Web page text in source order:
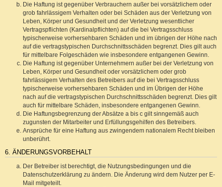
Die Haftung ist gegenüber Verbrauchern außer bei vorsätzlichem oder
grob fahrlässigem Verhalten oder bei Schäden aus der Verletzung von
Leben, Körper und Gesundheit und der Verletzung wesentlicher
Vertragspflichten (Kardinalpflichten) auf die bei Vertragsschluss
typischerweise vorhersehbaren Schäden und im übrigen der Höhe nach
auf die vertragstypischen Durchschnittsschäden begrenzt. Dies gilt auch
für mittelbare Folgeschäden wie insbesondere entgangenen Gewinn.
Die Haftung ist gegenüber Unternehmern außer bei der Verletzung von
Leben, Körper und Gesundheit oder vorsätzlichem oder grob
fahrlässigem Verhalten des Betreibers auf die bei Vertragsschluss
typischerweise vorhersehbaren Schäden und im Übrigen der Höhe
nach auf die vertragstypischen Durchschnittsschäden begrenzt. Dies gilt
auch für mittelbare Schäden, insbesondere entgangenen Gewinn.
Die Haftungsbegrenzung der Absätze a bis c gilt sinngemäß auch
zugunsten der Mitarbeiter und Erfüllungsgehilfen des Betreibers.
Ansprüche für eine Haftung aus zwingendem nationalem Recht bleiben
unberührt.
6. ÄNDERUNGSVORBEHALT
Der Betreiber ist berechtigt, die Nutzungsbedingungen und die
Datenschutzerklärung zu ändern. Die Änderung wird dem Nutzer per E-
Mail mitgeteilt.